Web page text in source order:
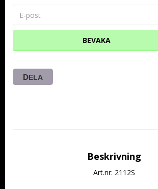
BEVAKA
DELA
Beskrivning
Art.nr: 2112S